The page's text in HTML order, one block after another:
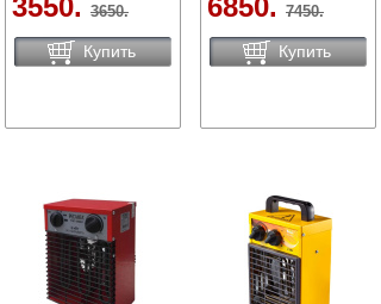
3550. 3650.
Купить
6850. 7450.
Купить